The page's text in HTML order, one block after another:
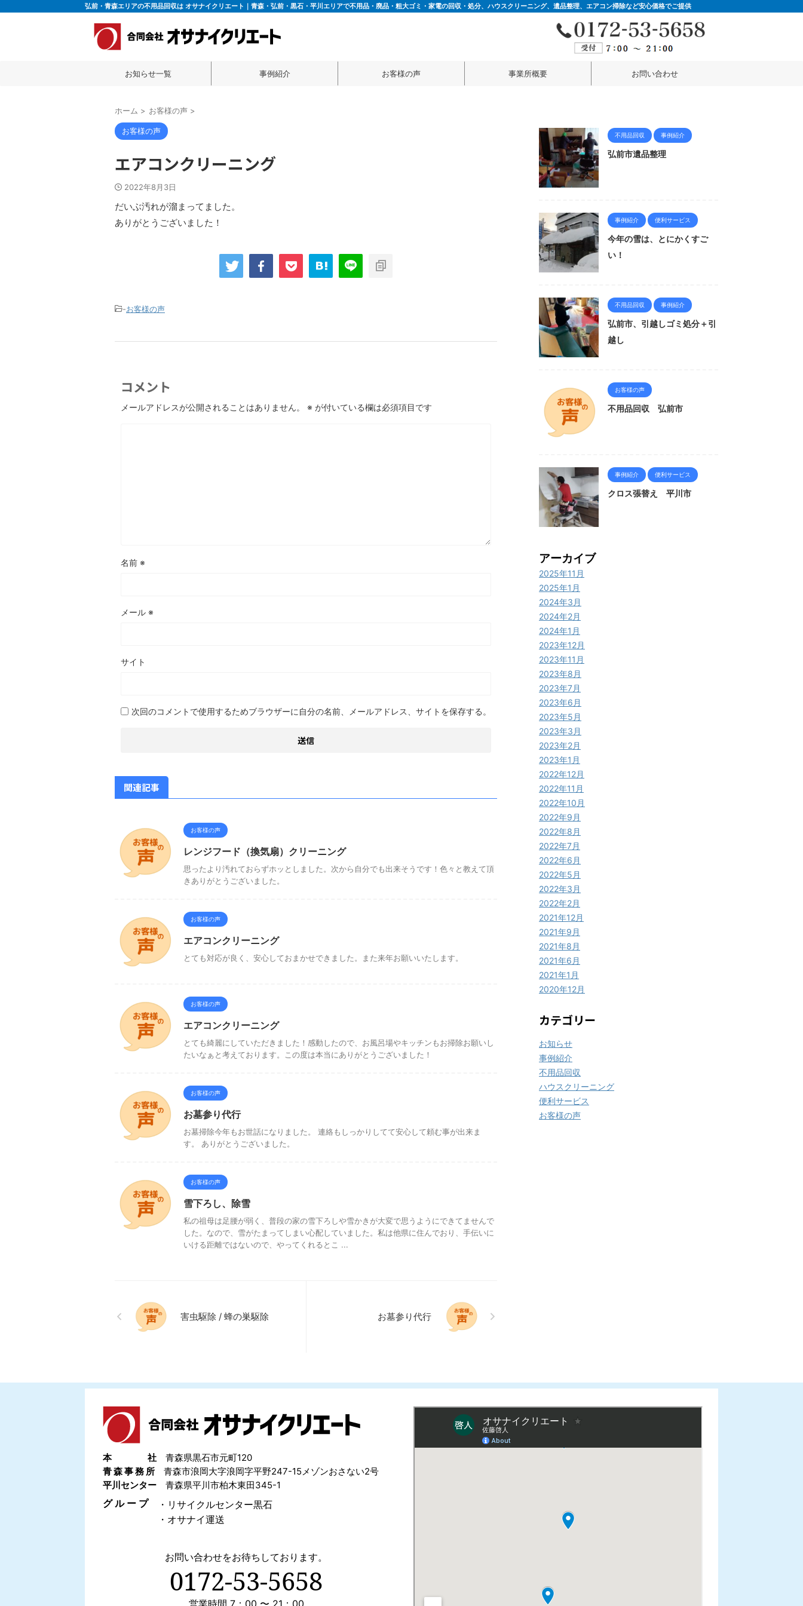
弘前・青森エリアの不用品回収は オサナイクリエート｜青森・弘前・黒石・平川エリアで不用品・廃品・粗大ゴミ・家電の回収・処分、ハウスクリーニング、遺品整理、エアコン掃除など安心価格でご提供
お知らせ一覧 事例紹介 お客様の声 事業所概要 お問い合わせ
ホーム > お客様の声 >
お客様の声
エアコンクリーニング
2022年8月3日
だいぶ汚れが溜まってました。
ありがとうございました！
-お客様の声
コメント
メールアドレスが公開されることはありません。 ※ が付いている欄は必須項目です
名前 ※
メール ※
サイト
次回のコメントで使用するためブラウザーに自分の名前、メールアドレス、サイトを保存する。
関連記事
お客様の声
レンジフード（換気扇）クリーニング
思ったより汚れておらずホッとしました。次から自分でも出来そうです！色々と教えて頂
きありがとうございました。
お客様の声
エアコンクリーニング
とても対応が良く、安心しておまかせできました。また来年お願いいたします。
お客様の声
エアコンクリーニング
とても綺麗にしていただきました！感動したので、お風呂場やキッチンもお掃除お願いし
たいなぁと考えております。この度は本当にありがとうございました！
お客様の声
お墓参り代行
お墓掃除今年もお世話になりました。 連絡もしっかりしてて安心して頼む事が出来ま
す。 ありがとうございました。
お客様の声
雪下ろし、除雪
私の祖母は足腰が弱く、普段の家の雪下ろしや雪かきが大変で思うようにできてませんで
した。なので、雪がたまってしまい心配していました。私は他県に住んでおり、手伝いに
いける距離ではないので、やってくれるとこ ...
害虫駆除 / 蜂の巣駆除 お墓参り代行
不用品回収 事例紹介
弘前市遺品整理
事例紹介 便利サービス
今年の雪は、とにかくすご
い！
不用品回収 事例紹介
弘前市、引越しゴミ処分＋引
越し
お客様の声
不用品回収 弘前市
事例紹介 便利サービス
クロス張替え 平川市
アーカイブ
2025年11月
2025年1月
2024年3月
2024年2月
2024年1月
2023年12月
2023年11月
2023年8月
2023年7月
2023年6月
2023年5月
2023年3月
2023年2月
2023年1月
2022年12月
2022年11月
2022年10月
2022年9月
2022年8月
2022年7月
2022年6月
2022年5月
2022年3月
2022年2月
2021年12月
2021年9月
2021年8月
2021年6月
2021年1月
2020年12月
カテゴリー
お知らせ
事例紹介
不用品回収
ハウスクリーニング
便利サービス
お客様の声
本 社
青森県黒石市元町120
青 森 事 務 所
青森市浪岡大字浪岡字平野247-15メゾンおさない2号
平川センター
青森県平川市柏木東田345-1
グ ル ー プ
・リサイクルセンター黒石
・オサナイ運送
お問い合わせをお待ちしております。
0172-53-5658